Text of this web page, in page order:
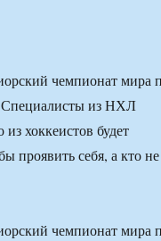
чемпионат мира
Специалисты из НХЛ
хоккеистов будет
проявить себя, а кто не
чемпионат мира